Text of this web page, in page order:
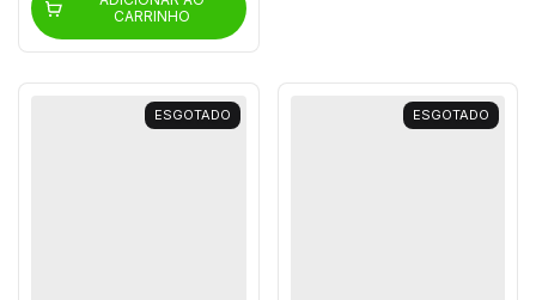
CARRINHO
ESGOTADO ESGOTADO